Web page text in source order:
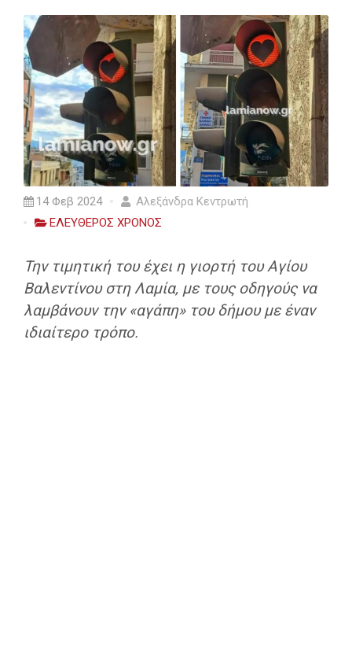
14 Φεβ 2024
Αλεξάνδρα Κεντρωτή
ΕΛΕΥΘΕΡΟΣ ΧΡΟΝΟΣ
Την τιμητική του έχει η γιορτή του Αγίου
Βαλεντίνου στη Λαμία, με τους οδηγούς να
λαμβάνουν την «αγάπη» του δήμου με έναν
ιδιαίτερο τρόπο.